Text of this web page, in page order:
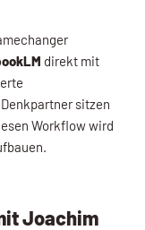
direkt mit
sitzen
Workflow wird
Joachim